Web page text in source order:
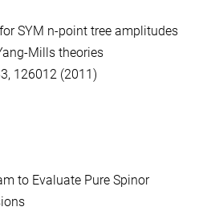
SYM n-point tree amplitudes
Mills theories
126012 (2011)
to Evaluate Pure Spinor